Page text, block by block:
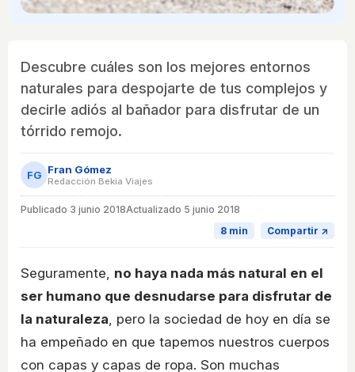
Descubre cuáles son los mejores entornos
naturales para despojarte de tus complejos y
decirle adiós al bañador para disfrutar de un
tórrido remojo.
FG Fran Gómez
Redacción Bekia Viajes
Publicado 3 junio 2018Actualizado 5 junio 2018
8 min
Compartir ↗
Seguramente, no haya nada más natural en el
ser humano que desnudarse para disfrutar de
la naturaleza , pero la sociedad de hoy en día se
ha empeñado en que tapemos nuestros cuerpos
con capas y capas de ropa. Son muchas